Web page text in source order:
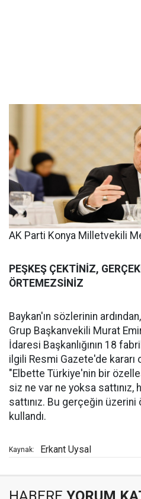
AK Parti Konya Milletvekili
PEŞKEŞ ÇEKTİNİZ,
ÖRTEMEZSİNİZ
Baykan'ın sözlerinin
Grup Başkanvekili Murat
İdaresi Başkanlığının 18
ilgili Resmi Gazete'de kararı
"Elbette Türkiye'nin bir
siz ne var ne yoksa
sattınız. Bu gerçeğin
kullandı.
Kaynak: Erkant Uysal